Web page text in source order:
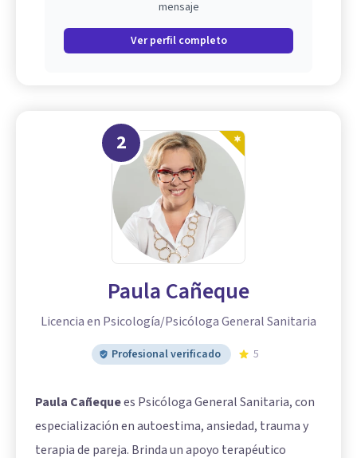
mensaje
Ver perfil completo
2
Paula Cañeque
Licencia en Psicología/Psicóloga General Sanitaria
Profesional verificado 5
Paula Cañequees Psicóloga General Sanitaria, con
especialización en autoestima, ansiedad, trauma y
terapia de pareja. Brinda un apoyo terapéutico